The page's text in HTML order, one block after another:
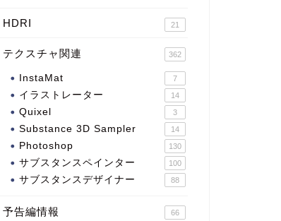
HDRI 21
テクスチャ関連 362
InstaMat 7
イラストレーター 14
Quixel 3
Substance 3D Sampler 14
Photoshop 130
サブスタンスペインター 100
サブスタンスデザイナー 88
予告編情報 66